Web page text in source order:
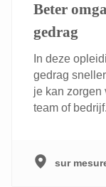
Beter
gedrag
In deze
gedrag
je kan zorgen
team of bedrijf.
sur